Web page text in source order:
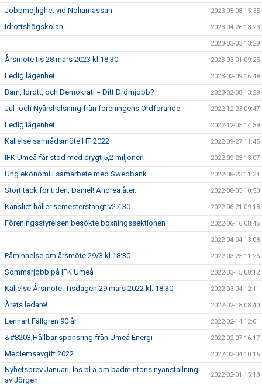
Jobbmöjlighet vid Noliamässan 2023-05-08 15:35
Idrottshögskolan 2023-04-26 13:23
2023-03-03 13:29
Årsmöte tis 28 mars 2023 kl.18.30 2023-03-01 09:25
Ledig lägenhet 2023-02-09 16:48
Barn, Idrott, och Demokrati = Ditt Drömjobb? 2023-02-08 13:29
Jul- och Nyårshälsning från föreningens Ordförande 2022-12-23 09:47
Ledig lägenhet 2022-12-05 14:39
Kallelse samrådsmöte HT 2022 2022-09-27 11:45
IFK Umeå får stöd med drygt 5,2 miljoner! 2022-09-23 13:07
Ung ekonomi i samarbete med Swedbank 2022-08-23 11:34
Stort tack för tiden, Daniel! Andrea åter. 2022-08-05 10:50
Kansliet håller semesterstängt v27-30 2022-06-21 09:18
Föreningsstyrelsen besökte boxningssektionen 2022-06-16 08:45
2022-04-04 13:08
Påminnelse om årsmöte 29/3 kl 18:30 2022-03-25 11:26
Sommarjobb på IFK Umeå 2022-03-15 08:12
Kallelse Årsmöte: Tisdagen 29 mars 2022 kl. 18:30 2022-03-04 12:11
Årets ledare! 2022-02-18 08:40
Lennart Fällgren 90 år 2022-02-14 12:01
&#8203;Hållbar sponsring från Umeå Energi 2022-02-07 16:17
Medlemsavgift 2022 2022-02-04 10:16
Nyhetsbrev Januari, läs bl.a om badmintons nyanställning
av Jörgen
2022-02-01 15:18